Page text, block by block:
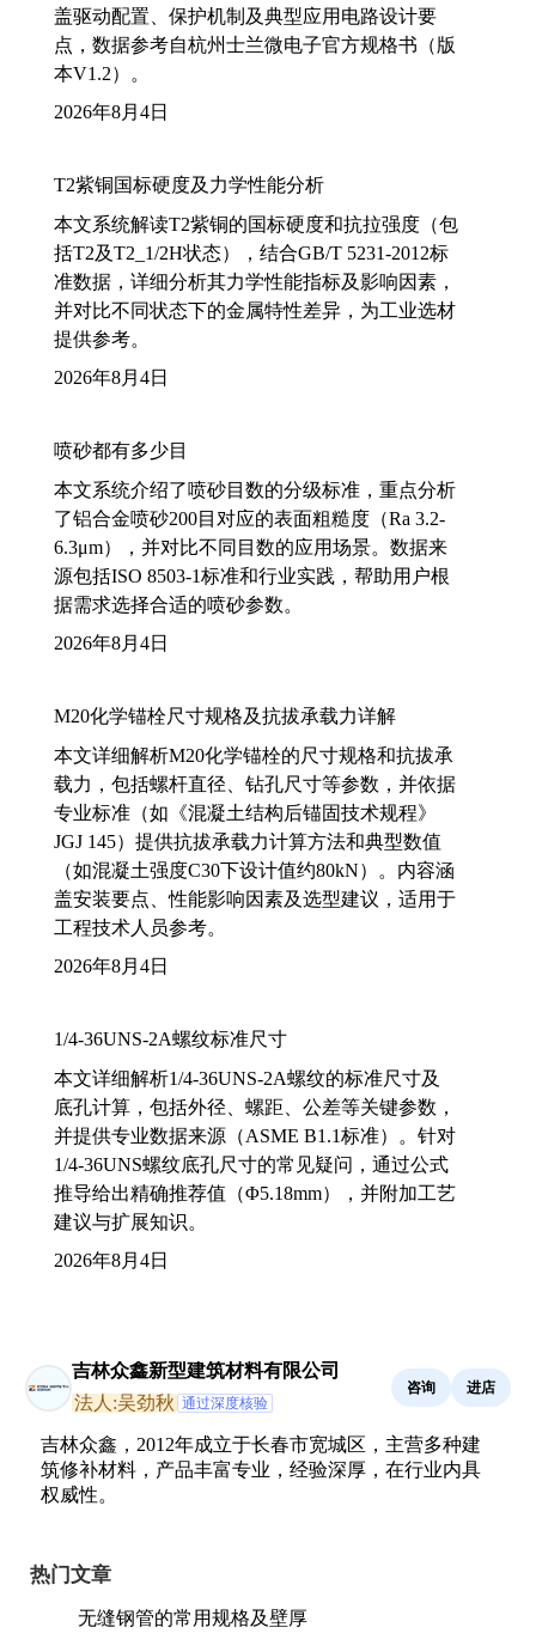
盖驱动配置、保护机制及典型应用电路设计要
点，数据参考自杭州士兰微电子官方规格书（版
本V1.2）。
2026年8月4日
T2紫铜国标硬度及力学性能分析
本文系统解读T2紫铜的国标硬度和抗拉强度（包
括T2及T2_1/2H状态），结合GB/T 5231-2012标
准数据，详细分析其力学性能指标及影响因素，
并对比不同状态下的金属特性差异，为工业选材
提供参考。
2026年8月4日
喷砂都有多少目
本文系统介绍了喷砂目数的分级标准，重点分析
了铝合金喷砂200目对应的表面粗糙度（Ra 3.2-
6.3μm），并对比不同目数的应用场景。数据来
源包括ISO 8503-1标准和行业实践，帮助用户根
据需求选择合适的喷砂参数。
2026年8月4日
M20化学锚栓尺寸规格及抗拔承载力详解
本文详细解析M20化学锚栓的尺寸规格和抗拔承
载力，包括螺杆直径、钻孔尺寸等参数，并依据
专业标准（如《混凝土结构后锚固技术规程》
JGJ 145）提供抗拔承载力计算方法和典型数值
（如混凝土强度C30下设计值约80kN）。内容涵
盖安装要点、性能影响因素及选型建议，适用于
工程技术人员参考。
2026年8月4日
1/4-36UNS-2A螺纹标准尺寸
本文详细解析1/4-36UNS-2A螺纹的标准尺寸及
底孔计算，包括外径、螺距、公差等关键参数，
并提供专业数据来源（ASME B1.1标准）。针对
1/4-36UNS螺纹底孔尺寸的常见疑问，通过公式
推导给出精确推荐值（Φ5.18mm），并附加工艺
建议与扩展知识。
2026年8月4日
吉林众鑫新型建筑材料有限公司
法人:吴劲秋 通过深度核验
咨询 进店
吉林众鑫，2012年成立于长春市宽城区，主营多种建
筑修补材料，产品丰富专业，经验深厚，在行业内具
权威性。
热门文章
无缝钢管的常用规格及壁厚